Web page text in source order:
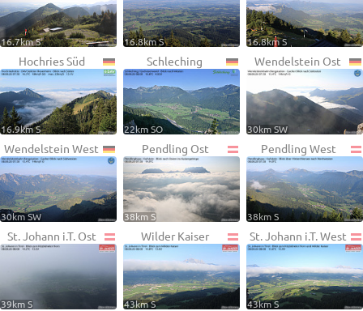
16.7km S 16.8km S 16.8km S
Hochries Süd
16.9km S
Schleching
22km SO
Wendelstein Ost
30km SW
Wendelstein West
30km SW
Pendling Ost
38km S
Pendling West
38km S
St. Johann i.T. Ost
39km S
Wilder Kaiser
43km S
St. Johann i.T. West
43km S